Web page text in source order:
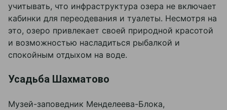
учитывать, что инфраструктура озера не включает
кабинки для переодевания и туалеты. Несмотря на
это, озеро привлекает своей природной красотой
и возможностью насладиться рыбалкой и
спокойным отдыхом на воде.
Усадьба Шахматово
Музей-заповедник Менделеева-Блока,